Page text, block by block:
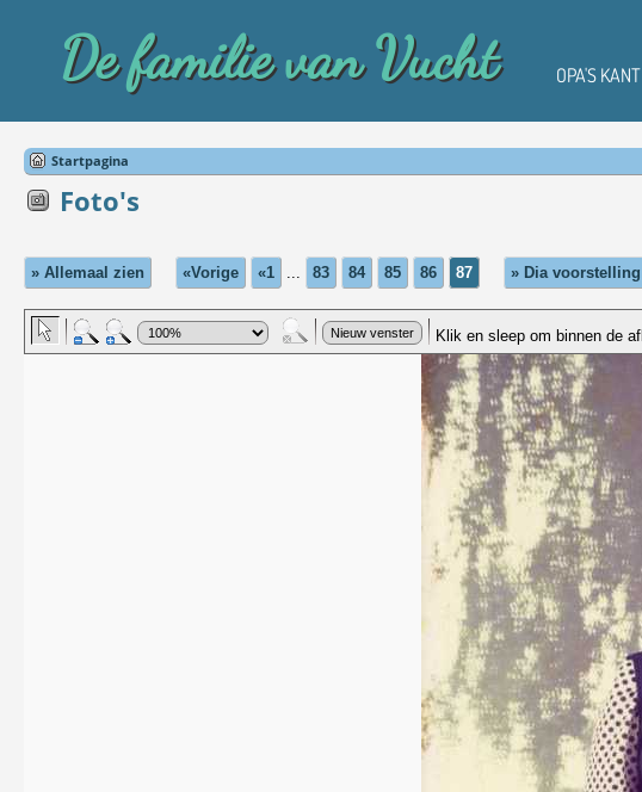
De familie van Vucht OPA'S KANT
Startpagina
Foto's
» Allemaal zien «Vorige «1 ... 83 84 85 86 87 » Dia voorstelling